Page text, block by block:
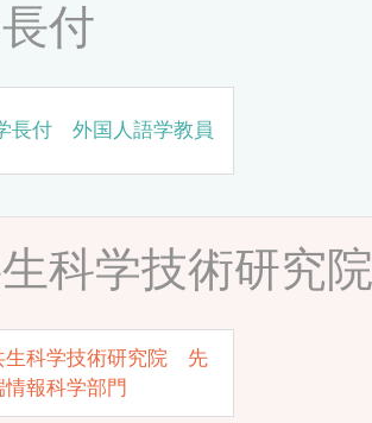
付
長付 外国人語学教員
科学技術研究
生科学技術研究院 先
情報科学部門